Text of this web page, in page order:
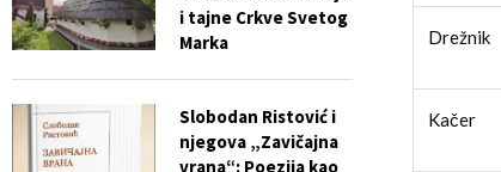
Drežnik
Kačer
i tajne Crkve Svetog
Marka
Slobodan Ristović i
njegova „Zavičajna
vrana“: Poezija kao